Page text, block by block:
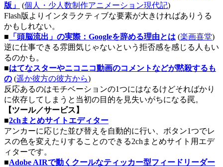
版」
(個人・少人数制作アニメーション現代記)
Flash版よりインタラクティブな要素が大きければありうる
かもしれない。
■ 「頭脳流出」の実際：Googleを辞める理由とは (楽画喜堂)
逆に仕事できる雰囲気じゃないという拒否感を感じる人もい
るのかも。
■はてなスターやニコニコ動画のコメントなどが黙殺するも
の (遥か彼方の彼方から)
反応あるのはモチベーションの1つにはなるけどそればかり
に依存してしまうと当初の目的を見失いがちになる罠。
【ツール／サービス】
■2chまとめサイトエディター
アンカーに応じた並び替えを自動的に行い、ボタン1つでレ
スの色を変えたりすることのできる2chまとめサイト用エデ
ィターです。
■Adobe AIRで動くクールなティッカー型フィードリーダー